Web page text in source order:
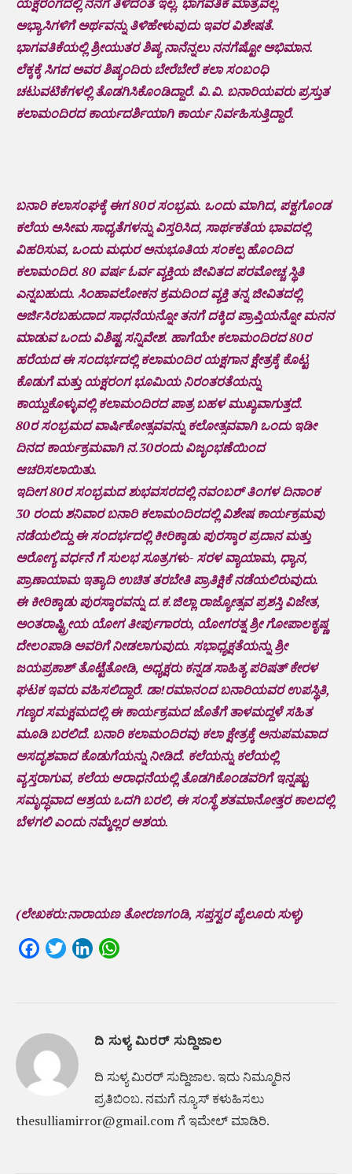
ಅಭ್ಯಾಸಿಗಳಿಗೆ ಅರ್ಥವನ್ನು ತಿಳಿಹೇಳುವುದು ಇವರ ವಿಶೇಷತೆ.
ಭಾಗವತಿಕೆಯಲ್ಲಿ ಶ್ರೀಯುತರ ಶಿಷ್ಯ ನಾನೆನ್ನಲು ನನಗೆಷ್ಟೋ ಅಭಿಮಾನ.
ಲೆಕ್ಕಕ್ಕೆ ಸಿಗದ ಅವರ ಶಿಷ್ಯಂದಿರು ಬೇರೆಬೇರೆ ಕಲಾ ಸಂಬಂಧಿ
ಚಟುವಟಿಕೆಗಳಲ್ಲಿ ತೊಡಗಿಸಿಕೊಂಡಿದ್ದಾರೆ. ವಿ.ವಿ. ಬನಾರಿಯವರು ಪ್ರಸ್ತುತ
ಕಲಾಮಂದಿರದ ಕಾರ್ಯದರ್ಶಿಯಾಗಿ ಕಾರ್ಯ ನಿರ್ವಹಿಸುತ್ತಿದ್ದಾರೆ.
ಬನಾರಿ ಕಲಾಸಂಘಕ್ಕೆ ಈಗ 80ರ ಸಂಭ್ರಮ. ಒಂದು ಮಾಗಿದ, ಪಕ್ವಗೊಂಡ
ಕಲೆಯ ಅಸೀಮ ಸಾಧ್ಯತೆಗಳನ್ನು ವಿಸ್ತರಿಸಿದ, ಸಾರ್ಥಕತೆಯ ಭಾವದಲ್ಲಿ
ವಿಹರಿಸುವ, ಒಂದು ಮಧುರ ಅನುಭೂತಿಯ ಸಂಕಲ್ಪ ಹೊಂದಿದ
ಕಲಾಮಂದಿರ. 80 ವರ್ಷ ಓರ್ವ ವ್ಯಕ್ತಿಯ ಜೀವಿತದ ಪರಮೋಚ್ಚ ಸ್ಥಿತಿ
ಎನ್ನಬಹುದು. ಸಿಂಹಾವಲೋಕನ ಕ್ರಮದಿಂದ ವ್ಯಕ್ತಿ ತನ್ನ ಜೀವಿತದಲ್ಲಿ
ಅರ್ಜಿಸಿರಬಹುದಾದ ಸಾಧನೆಯನ್ನೋ ತನಗೆ ದಕ್ಕಿದ ಪ್ರಾಪ್ತಿಯನ್ನೋ ಮನನ
ಮಾಡುವ ಒಂದು ವಿಶಿಷ್ಟ ಸನ್ನಿವೇಶ. ಹಾಗೆಯೇ ಕಲಾಮಂದಿರದ 80ರ
ಹರೆಯದ ಈ ಸಂದರ್ಭದಲ್ಲಿ ಕಲಾಮಂದಿರ ಯಕ್ಷಗಾನ ಕ್ಷೇತ್ರಕ್ಕೆ ಕೊಟ್ಟ
ಕೊಡುಗೆ ಮತ್ತು ಯಕ್ಷರಂಗ ಭೂಮಿಯ ನಿರಂತರತೆಯನ್ನು
ಕಾಯ್ದುಕೊಳ್ಳುವಲ್ಲಿ ಕಲಾಮಂದಿರದ ಪಾತ್ರ ಬಹಳ ಮುಖ್ಯವಾಗುತ್ತದೆ.
80ರ ಸಂಭ್ರಮದ ವಾರ್ಷಿಕೋತ್ಸವವನ್ನು ಕಲೋತ್ಸವವಾಗಿ ಒಂದು ಇಡೀ
ದಿನದ ಕಾರ್ಯಕ್ರಮವಾಗಿ ನ.30ರಂದು ವಿಜೃಂಭಣೆಯಿಂದ
ಆಚರಿಸಲಾಯಿತು.
ಇದೀಗ 80ರ ಸಂಭ್ರಮದ ಶುಭವಸರದಲ್ಲಿ ನವಂಬರ್ ತಿಂಗಳ ದಿನಾಂಕ
30 ರಂದು ಶನಿವಾರ ಬನಾರಿ ಕಲಾಮಂದಿರದಲ್ಲಿ ವಿಶೇಷ ಕಾರ್ಯಕ್ರಮವು
ನಡೆಯಲಿದ್ದು ಈ ಸಂದರ್ಭದಲ್ಲಿ ಕೀರಿಕ್ಕಾಡು ಪುರಸ್ಕಾರ ಪ್ರದಾನ ಮತ್ತು
ಅರೋಗ್ಯ ವರ್ಧನೆ ಗೆ ಸುಲಭ ಸೂತ್ರಗಳು- ಸರಳ ವ್ಯಾಯಾಮ, ಧ್ಯಾನ,
ಪ್ರಾಣಾಯಾಮ ಇತ್ಯಾದಿ ಉಚಿತ ತರಬೇತಿ ಪ್ರಾತಿಕ್ಷಿಕೆ ನಡೆಯಲಿರುವುದು.
ಈ ಕೀರಿಕ್ಕಾಡು ಪುರಸ್ಕಾರವನ್ನು ದ.ಕ.ಜಿಲ್ಲಾ ರಾಜ್ಯೋತ್ಸವ ಪ್ರಶಸ್ತಿ ವಿಜೇತ,
ಅಂತರಾಷ್ಟ್ರೀಯ ಯೋಗ ತೀರ್ಪುಗಾರರು, ಯೋಗರತ್ನ ಶ್ರೀ ಗೋಪಾಲಕೃಷ್ಣ
ದೇಲಂಪಾಡಿ ಅವರಿಗೆ ನೀಡಲಾಗುವುದು. ಸಭಾಧ್ಯಕ್ಷತೆಯನ್ನು ಶ್ರೀ
ಜಯಪ್ರಕಾಶ್ ತೊಟ್ಟೆತೋಡಿ, ಅಧ್ಯಕ್ಷರು ಕನ್ನಡ ಸಾಹಿತ್ಯ ಪರಿಷತ್ ಕೇರಳ
ಘಟಕ ಇವರು ವಹಿಸಲಿದ್ದಾರೆ. ಡಾ!ರಮಾನಂದ ಬನಾರಿಯವರ ಉಪಸ್ಥಿತಿ,
ಗಣ್ಯರ ಸಮಕ್ಷಮದಲ್ಲಿ ಈ ಕಾರ್ಯಕ್ರಮದ ಜೊತೆಗೆ ತಾಳಮದ್ದಳೆ ಸಹಿತ
ಮೂಡಿ ಬರಲಿದೆ. ಬನಾರಿ ಕಲಾಮಂದಿರವು ಕಲಾ ಕ್ಷೇತ್ರಕ್ಕೆ ಅನುಪಮವಾದ
ಅಸದೃಶವಾದ ಕೊಡುಗೆಯನ್ನು ನೀಡಿದೆ. ಕಲೆಯನ್ನು ಕಲೆಯಲ್ಲಿ
ವ್ಯಸ್ತರಾಗುವ, ಕಲೆಯ ಆರಾಧನೆಯಲ್ಲಿ ತೊಡಗಿಕೊಂಡವರಿಗೆ ಇನ್ನಷ್ಟು
ಸಮೃದ್ಧವಾದ ಆಶ್ರಯ ಒದಗಿ ಬರಲಿ, ಈ ಸಂಸ್ಥೆ ಶತಮಾನೋತ್ತರ ಕಾಲದಲ್ಲಿ
ಬೆಳಗಲಿ ಎಂದು ನಮ್ಮೆಲ್ಲರ ಆಶಯ.
(ಲೇಖಕರು:ನಾರಾಯಣ ತೋರಣಗಂಡಿ, ಸಪ್ತಸ್ವರ ಪೈಲೂರು ಸುಳ್ಯ)
FacebookTwitterLinkedIn
ದಿ ಸುಳ್ಯ ಮಿರರ್ ಸುದ್ದಿಜಾಲ
ದಿ ಸುಳ್ಯ ಮಿರರ್‌ ಸುದ್ದಿಜಾಲ. ಇದು ನಿಮ್ಮೂರಿನ
ಪ್ರತಿಬಿಂಬ. ನಮಗೆ ನ್ಯೂಸ್‌ ಕಳುಹಿಸಲು
thesulliamirror@gmail.com ಗೆ ಇಮೇಲ್ ಮಾಡಿರಿ.